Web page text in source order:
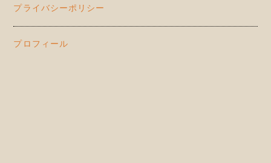
プライバシーポリシー
プロフィール